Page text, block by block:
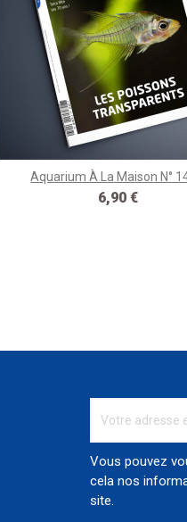
Aquarium À La Maison N°
Prix
6,90 €
Vous pouvez
cela nos
site.